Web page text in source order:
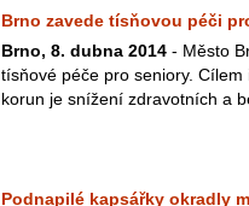
Brno zavede tísňovou péči
Brno, 8. dubna 2014 - Město
tísňové péče pro seniory.
korun je snížení zdravotních a
Podnapilé kapsářky okradly